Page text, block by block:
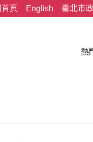
首頁 English 臺北市
熱